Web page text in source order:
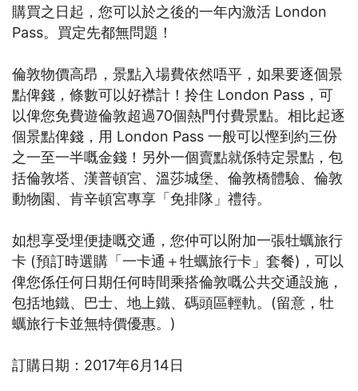
購買之日起，您可以於之後的一年內激活 London
Pass。買定先都無問題！
倫敦物價高昂，景點入場費依然唔平，如果要逐個景
點俾錢，條數可以好襟計！拎住 London Pass，可
以俾您免費遊倫敦超過70個熱門付費景點。相比起逐
個景點俾錢， 用 London Pass 一般可以慳到約三份
之一至一半嘅金錢！ 另外一個賣點就係特定景點，包
括倫敦塔、漢普頓宮、溫莎城堡、倫敦橋體驗、倫敦
動物園、肯辛頓宮專享「免排隊」禮待。
如想享受埋便捷嘅交通，您仲可以附加一張牡蠣旅行
卡 (預訂時選購「一卡通＋牡蠣旅行卡」套餐)，可以
俾您係任何日期任何時間乘搭倫敦嘅公共交通設施，
包括地鐵、巴士、地上鐵、碼頭區輕軌。(留意，牡
蠣旅行卡並無特價優惠。)
訂購日期：2017年6月14日